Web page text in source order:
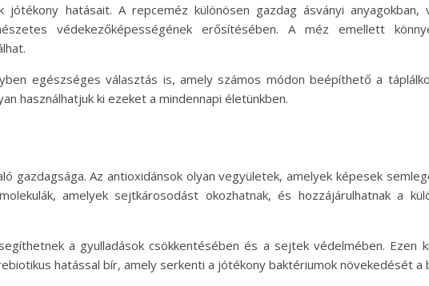
hatásait. A repceméz különösen gazdag ásványi anyagokban,
védekezőképességének erősítésében. A méz emellett
egészséges választás is, amely számos módon beépíthető a
használhatjuk ki ezeket a mindennapi életünkben.
gazdagsága. Az antioxidánsok olyan vegyületek, amelyek képesek
amelyek sejtkárosodást okozhatnak, és hozzájárulhatnak a
a gyulladások csökkentésében és a sejtek védelmében. Ezen
hatással bír, amely serkenti a jótékony baktériumok növekedését a